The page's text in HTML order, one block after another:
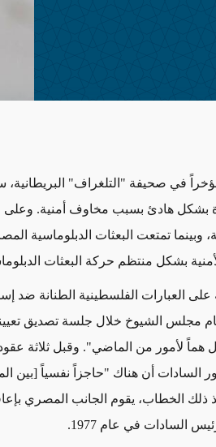
في صحيفة "التلغراف"
بشكل هادئ بسبب مخاوف أمنية. وعلى
وبينما تمتعت البعثات الدبلوماسية
بشكل منتظم حركة البعثات
العبارات الفلسطينية الطنانة ضد
مجلس الشيوخ خلال جلسة تصديق
هماً لأمور من الماضي". وقبل ثلاثة
الخطاب، يقوم الجانب المصري
السادات في عام 1977.